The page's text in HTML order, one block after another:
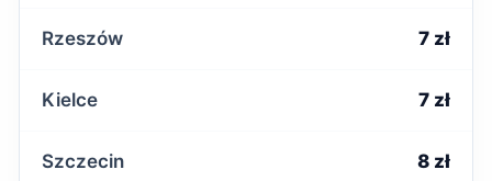
Rzeszów 7 zł
Kielce 7 zł
Szczecin 8 zł